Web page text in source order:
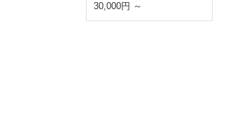
30,000円 ～